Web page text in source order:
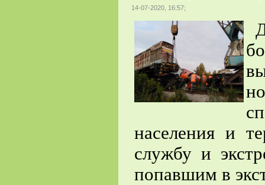
14-07-2020, 16:57;
населения и
службу и
попавшим в